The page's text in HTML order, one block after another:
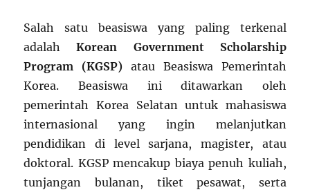
Salah satu beasiswa yang paling terkenal
adalahKorean Government Scholarship
Program (KGSP) atau Beasiswa Pemerintah
Korea. Beasiswa ini ditawarkan oleh
pemerintah Korea Selatan untuk mahasiswa
internasional yang ingin melanjutkan
pendidikan di level sarjana, magister, atau
doktoral. KGSP mencakup biaya penuh kuliah,
tunjangan bulanan, tiket pesawat, serta